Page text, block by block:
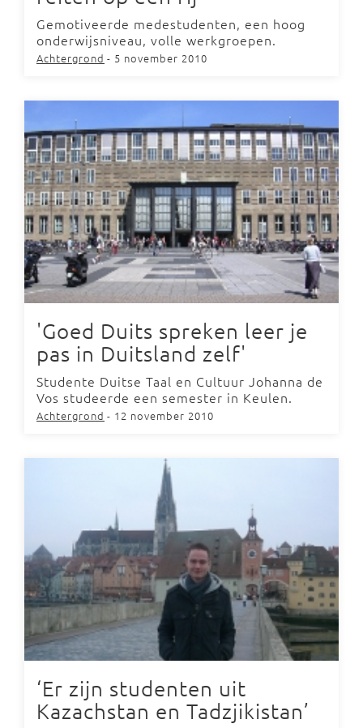
Gemotiveerde medestudenten, een hoog
onderwijsniveau, volle werkgroepen.
Achtergrond - 5 november 2010
'Goed Duits spreken leer je
pas in Duitsland zelf'
Studente Duitse Taal en Cultuur Johanna de
Vos studeerde een semester in Keulen.
Achtergrond - 12 november 2010
‘Er zijn studenten uit
Kazachstan en Tadzjikistan’